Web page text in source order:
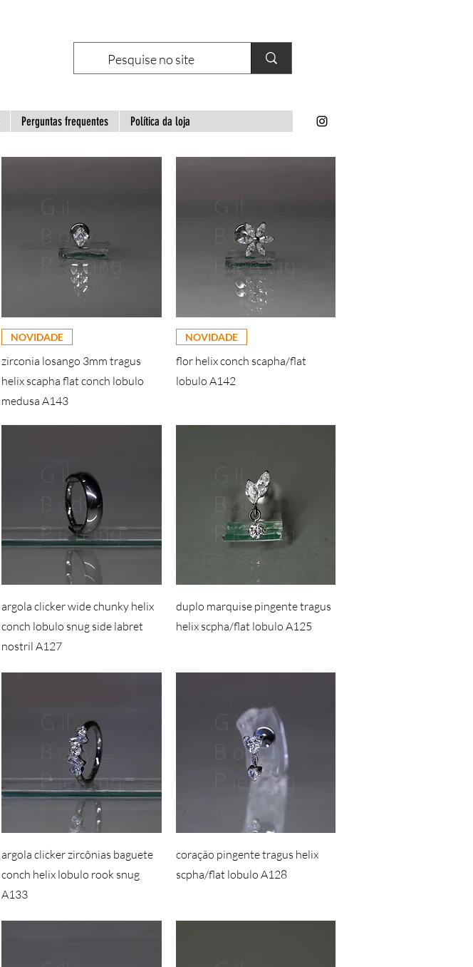
Perguntas frequentes Política da loja
NOVIDADE
zirconia losango 3mm tragus
helix scapha flat conch lobulo
medusa A143
NOVIDADE
flor helix conch scapha/flat
lobulo A142
argola clicker wide chunky helix
conch lobulo snug side labret
nostril A127
duplo marquise pingente tragus
helix scpha/flat lobulo A125
argola clicker zircônias baguete
conch helix lobulo rook snug
A133
coração pingente tragus helix
scpha/flat lobulo A128